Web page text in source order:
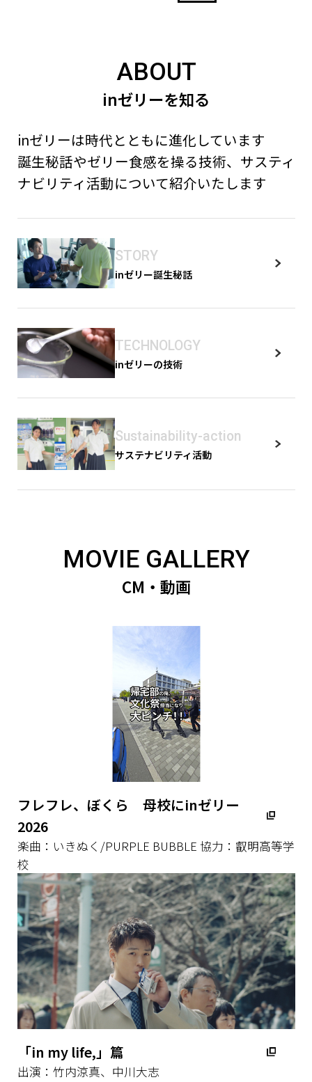
ABOUT
inゼリーを知る
inゼリーは時代とともに進化しています
誕生秘話やゼリー食感を操る技術、サスティ
ナビリティ活動について紹介いたします
STORY
inゼリー誕生秘話
TECHNOLOGY
inゼリーの技術
Sustainability-action
サステナビリティ活動
MOVIE GALLERY
CM・動画
フレフレ、ぼくら 母校にinゼリー
2026
楽曲：いきぬく/PURPLE BUBBLE 協力：叡明高等学
校
「in my life,」篇
出演：竹内涼真、中川大志